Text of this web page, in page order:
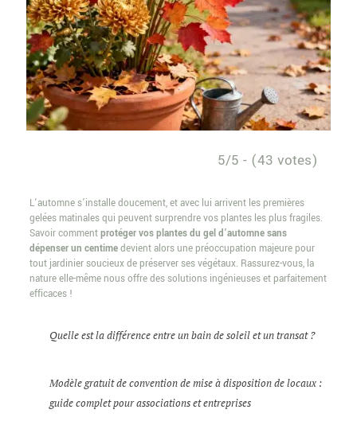
5/5 - (43 votes)
L’automne s’installe doucement, et avec lui arrivent les premières
gelées matinales qui peuvent surprendre vos plantes les plus fragiles.
Savoir commentprotéger vos plantes du gel d’automne sans
dépenser un centimedevient alors une préoccupation majeure pour
tout jardinier soucieux de préserver ses végétaux. Rassurez-vous, la
nature elle-même nous offre des solutions ingénieuses et parfaitement
efficaces !
Quelle est la différence entre un bain de soleil et un transat ?
Modèle gratuit de convention de mise à disposition de locaux :
guide complet pour associations et entreprises